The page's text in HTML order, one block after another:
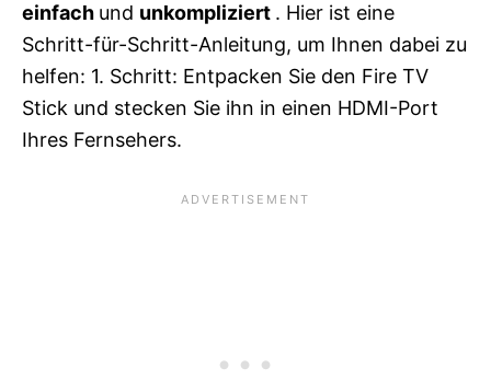
einfach und unkompliziert . Hier ist eine
Schritt-für-Schritt-Anleitung, um Ihnen dabei zu
helfen: 1. Schritt: Entpacken Sie den Fire TV
Stick und stecken Sie ihn in einen HDMI-Port
Ihres Fernsehers.